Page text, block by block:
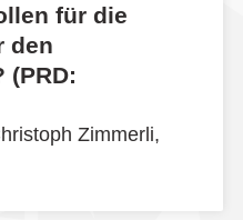
für die
den
(PRD:
Zimmerli,